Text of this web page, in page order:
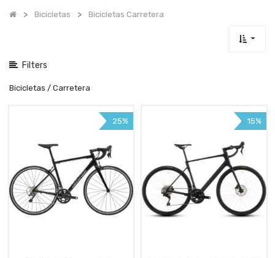
Bicicletas Bicicletas Carretera
Filters
Bicicletas / Carretera
25% 15%